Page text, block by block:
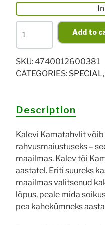
KALEV
Kamatahvel
100g
quantity
Add to
SKU:4740012600381
CATEGORIES: SPECIAL,
Description
Kalevi Kamatahvlit
rahvusmaiustuseks –
maailmas. Kalev tõi
aastatel. Eriti suureks
maailmas valitsenud
lõpus, peale mida
pea kahekümneks